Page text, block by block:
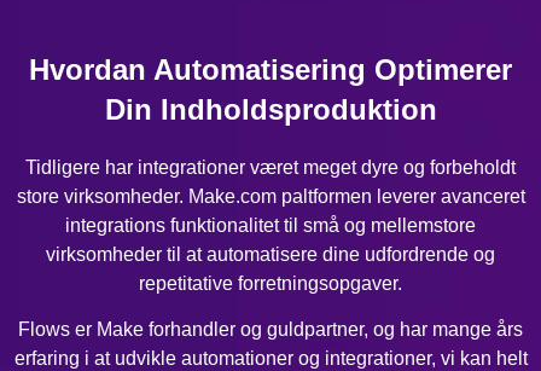
Hvordan Automatisering Optimerer
Din Indholdsproduktion
Tidligere har integrationer været meget dyre og forbeholdt
store virksomheder. Make.com paltformen leverer avanceret
integrations funktionalitet til små og mellemstore
virksomheder til at automatisere dine udfordrende og
repetitative forretningsopgaver.
Flows er Make forhandler og guldpartner, og har mange års
erfaring i at udvikle automationer og integrationer, vi kan helt